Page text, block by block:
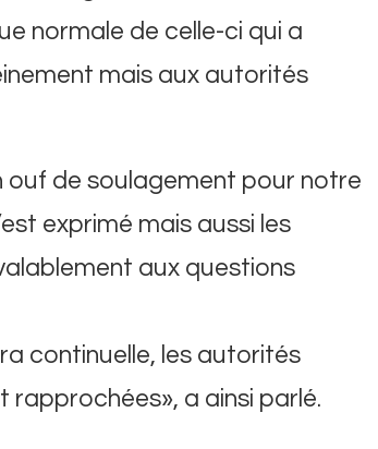
normale de celle-ci qui a
mais aux autorités
ouf de soulagement pour notre
exprimé mais aussi les
aux questions
continuelle, les autorités
a ainsi parlé.